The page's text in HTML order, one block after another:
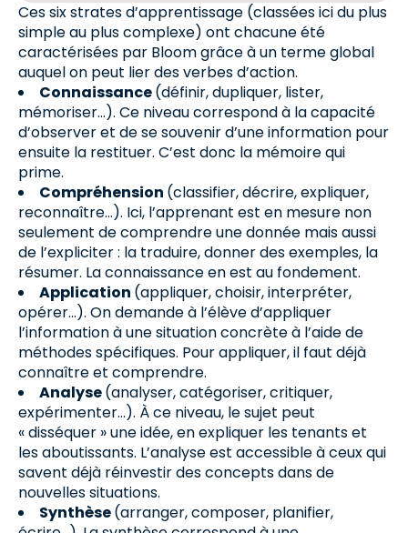
Ces six strates d’apprentissage (classées ici du plus
simple au plus complexe) ont chacune été
caractérisées par Bloom grâce à un terme global
auquel on peut lier des verbes d’action.
Connaissance(définir, dupliquer, lister,
mémoriser…). Ce niveau correspond à la capacité
d’observer et de se souvenir d’une information pour
ensuite la restituer. C’est donc la mémoire qui
prime.
Compréhension (classifier, décrire, expliquer,
reconnaître…). Ici, l’apprenant est en mesure non
seulement de comprendre une donnée mais aussi
de l’expliciter : la traduire, donner des exemples, la
résumer. La connaissance en est au fondement.
Application (appliquer, choisir, interpréter,
opérer…). On demande à l’élève d’appliquer
l’information à une situation concrète à l’aide de
méthodes spécifiques. Pour appliquer, il faut déjà
connaître et comprendre.
Analyse(analyser, catégoriser, critiquer,
expérimenter…). À ce niveau, le sujet peut
« disséquer » une idée, en expliquer les tenants et
les aboutissants. L’analyse est accessible à ceux qui
savent déjà réinvestir des concepts dans de
nouvelles situations.
Synthèse(arranger, composer, planifier,